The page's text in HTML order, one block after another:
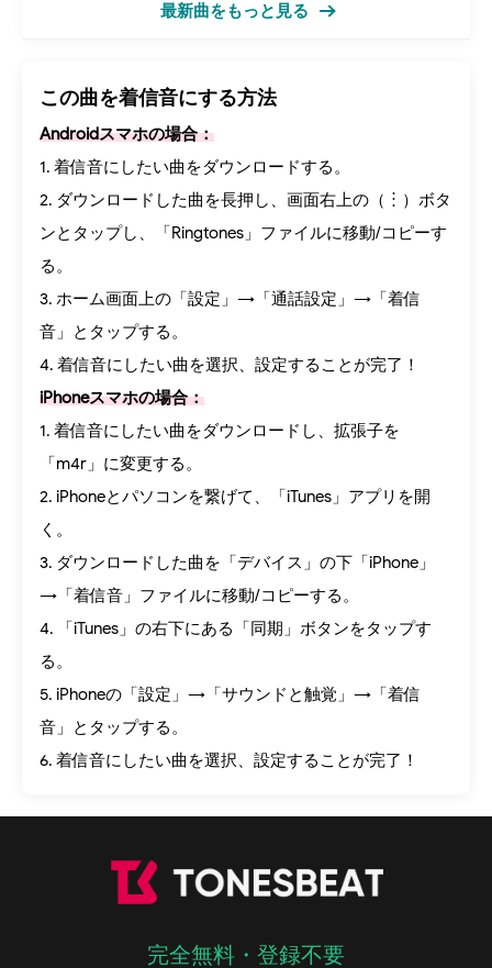
最新曲をもっと見る
この曲を着信音にする方法
Androidスマホの場合：
1. 着信音にしたい曲をダウンロードする。
2. ダウンロードした曲を長押し、画面右上の（︙）ボタ
ンとタップし、「Ringtones」ファイルに移動/コピーす
る。
3. ホーム画面上の「設定」→「通話設定」→「着信
音」とタップする。
4. 着信音にしたい曲を選択、設定することが完了！
iPhoneスマホの場合：
1. 着信音にしたい曲をダウンロードし、拡張子を
「m4r」に変更する。
2. iPhoneとパソコンを繋げて、「iTunes」アプリを開
く。
3. ダウンロードした曲を「デバイス」の下「iPhone」
→「着信音」ファイルに移動/コピーする。
4. 「iTunes」の右下にある「同期」ボタンをタップす
る。
5. iPhoneの「設定」→「サウンドと触覚」→「着信
音」とタップする。
6. 着信音にしたい曲を選択、設定することが完了！
完全無料・登録不要